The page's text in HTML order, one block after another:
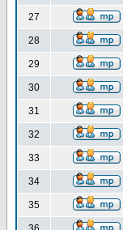
27
28
29
30
31
32
33
34
35